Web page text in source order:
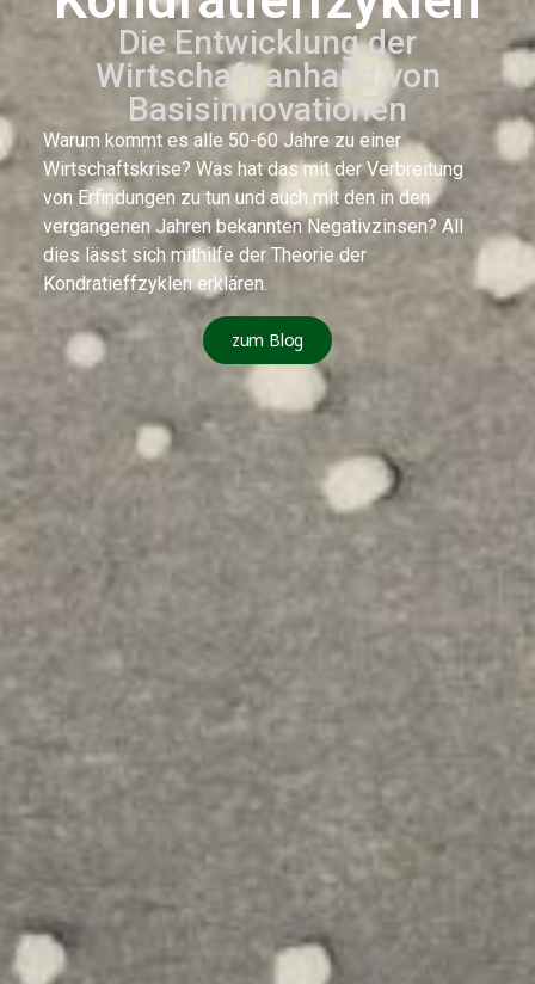
Die Entwicklung der
Wirtschaft anhand von
Basisinnovationen
Warum kommt es alle 50-60 Jahre zu einer
Wirtschaftskrise? Was hat das mit der Verbreitung
von Erfindungen zu tun und auch mit den in den
vergangenen Jahren bekannten Negativzinsen? All
dies lässt sich mithilfe der Theorie der
Kondratieffzyklen erklären.
zum Blog